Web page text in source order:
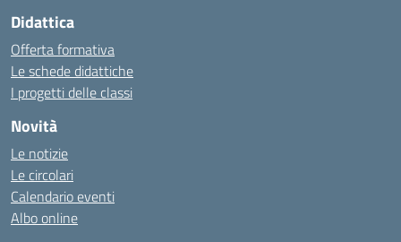
Didattica
Offerta formativa
Le schede didattiche
I progetti delle classi
Novità
Le notizie
Le circolari
Calendario eventi
Albo online